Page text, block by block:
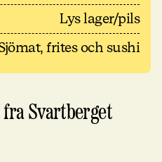
Lys lager/pils
frites och sushi
Svartberget